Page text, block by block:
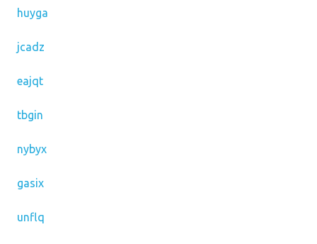
huyga
jcadz
eajqt
tbgin
nybyx
gasix
unflq